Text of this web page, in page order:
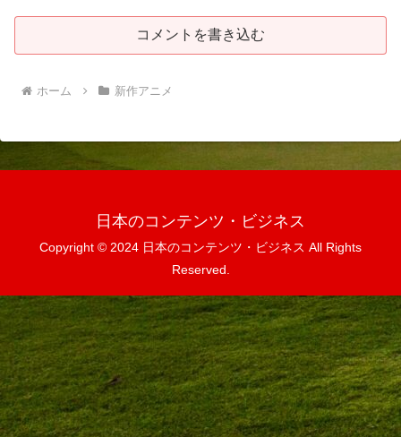
コメントを書き込む
ホーム 新作アニメ
日本のコンテンツ・ビジネス
Copyright © 2024 日本のコンテンツ・ビジネス All Rights
Reserved.